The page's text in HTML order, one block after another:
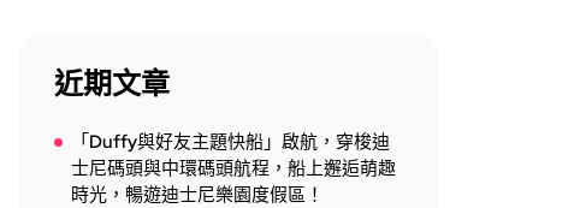
近期文章
「Duffy與好友主題快船」啟航，穿梭迪
士尼碼頭與中環碼頭航程，船上邂逅萌趣
時光，暢遊迪士尼樂園度假區！